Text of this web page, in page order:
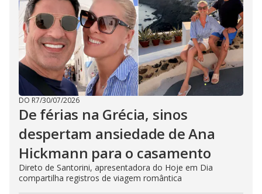
DO R7/30/07/2026
De férias na Grécia, sinos
despertam ansiedade de Ana
Hickmann para o casamento
Direto de Santorini, apresentadora do Hoje em Dia
compartilha registros de viagem romântica